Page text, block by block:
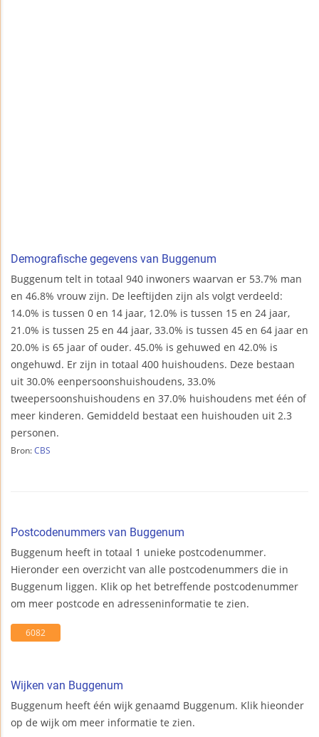
Demografische gegevens van Buggenum
Buggenum telt in totaal 940 inwoners waarvan er 53.7% man
en 46.8% vrouw zijn. De leeftijden zijn als volgt verdeeld:
14.0% is tussen 0 en 14 jaar, 12.0% is tussen 15 en 24 jaar,
21.0% is tussen 25 en 44 jaar, 33.0% is tussen 45 en 64 jaar en
20.0% is 65 jaar of ouder. 45.0% is gehuwed en 42.0% is
ongehuwd. Er zijn in totaal 400 huishoudens. Deze bestaan
uit 30.0% eenpersoonshuishoudens, 33.0%
tweepersoonshuishoudens en 37.0% huishoudens met één of
meer kinderen. Gemiddeld bestaat een huishouden uit 2.3
personen.
Bron: CBS
Postcodenummers van Buggenum
Buggenum heeft in totaal 1 unieke postcodenummer.
Hieronder een overzicht van alle postcodenummers die in
Buggenum liggen. Klik op het betreffende postcodenummer
om meer postcode en adresseninformatie te zien.
6082
Wijken van Buggenum
Buggenum heeft één wijk genaamd Buggenum. Klik hieonder
op de wijk om meer informatie te zien.